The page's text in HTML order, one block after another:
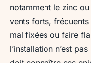
notamment le zinc
vents forts,
mal fixées ou faire
l’installation n’est